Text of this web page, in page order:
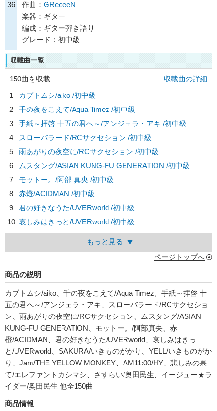
36
作曲： GReeeeN
楽器：ギター
編成：ギター弾き語り
グレード：初中級
収載曲一覧
150曲を収載
収載曲の詳細
1
カブトムシ/aiko /初中級
2
千の夜をこえて/Aqua Timez /初中級
3
手紙～拝啓 十五の君へ～/アンジェラ・アキ /初中級
4
スローバラード/RCサクセション /初中級
5
雨あがりの夜空に/RCサクセション /初中級
6
ムスタング/ASIAN KUNG-FU GENERATION /初中級
7
モットー。/阿部 真央 /初中級
8
赤燈/ACIDMAN /初中級
9
君の好きなうた/UVERworld /初中級
10 哀しみはきっと/UVERworld /初中級
もっと見る
ページトップへ
商品の説明
カブトムシ/aiko、千の夜をこえて/Aqua Timez、手紙～拝啓 十
五の君へ～/アンジェラ・アキ、スローバラード/RCサクセショ
ン、雨あがりの夜空に/RCサクセション、ムスタング/ASIAN
KUNG-FU GENERATION、モットー。/阿部真央、赤
橙/ACIDMAN、君の好きなうた/UVERworld、哀しみはきっ
と/UVERworld、SAKURA/いきものがかり、YELL/いきものがか
り、Jam/THE YELLOW MONKEY、AM11:00/HY、悲しみの果
て/エレファントカシマシ、さすらい/奥田民生、イージュー★ラ
イダー/奥田民生 他全150曲
商品情報